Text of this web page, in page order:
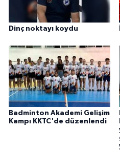
Dinç noktayı koydu
Badminton Akademi Gelişim
Kampı KKTC'de düzenlendi